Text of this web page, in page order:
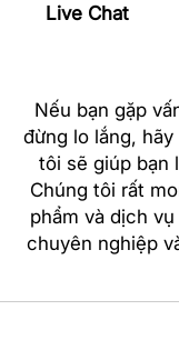
Live Chat
Nếu bạn gặp
đừng lo lắng,
tôi sẽ giúp bạn
Chúng tôi rất
phẩm và dịch
chuyên nghiệp